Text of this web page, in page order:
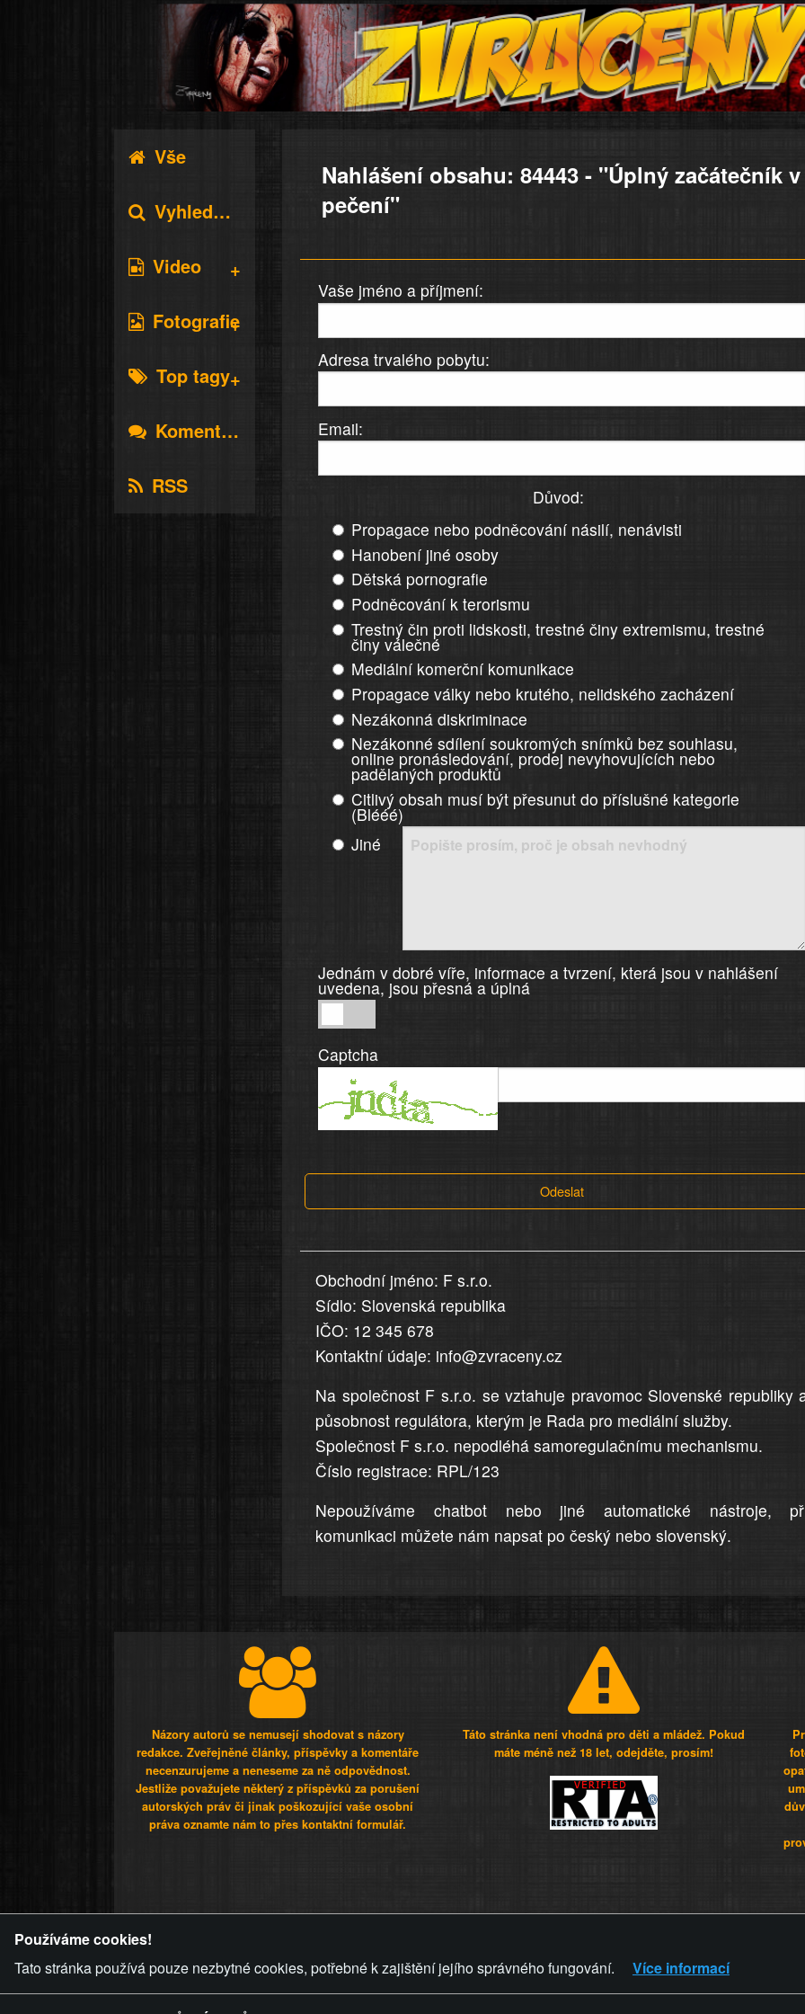
Vše
Vyhledávání
Video
Fotografie
Top tagy
Komentáře
RSS
Nahlášení obsahu: 84443 - "Úplný začátečník v
pečení"
Vaše jméno a příjmení:
Adresa trvalého pobytu:
Email:
Důvod:
Propagace nebo podněcování násilí, nenávisti
Hanobení jiné osoby
Dětská pornografie
Podněcování k terorismu
Trestný čin proti lidskosti, trestné činy extremismu, trestné
činy válečné
Mediální komerční komunikace
Propagace války nebo krutého, nelidského zacházení
Nezákonná diskriminace
Nezákonné sdílení soukromých snímků bez souhlasu,
online pronásledování, prodej nevyhovujících nebo
padělaných produktů
Citlivý obsah musí být přesunut do příslušné kategorie
(Blééé)
Jiné
Jednám v dobré víře, informace a tvrzení, která jsou v nahlášení
uvedena, jsou přesná a úplná
v
dobré
informace
v
uvedena,
jsou
přesná
a
úplná
Captcha
Odeslat
Obchodní jméno: F s.r.o.
Sídlo: Slovenská republika
IČO: 12 345 678
Kontaktní údaje: info@zvraceny.cz
Na společnost F s.r.o. se vztahuje pravomoc Slovenské republiky
působnost regulátora, kterým je Rada pro mediální služby.
Společnost F s.r.o. nepodléhá samoregulačnímu mechanismu.
Číslo registrace: RPL/123
Nepoužíváme chatbot nebo jiné automatické nástroje,
komunikaci můžete nám napsat po český nebo slovenský.
Názory autorů se nemusejí shodovat s názory
redakce. Zveřejněné články, příspěvky a komentáře
necenzurujeme a neneseme za ně odpovědnost.
Jestliže považujete některý z příspěvků za porušení
autorských práv či jinak poškozující vaše osobní
práva oznamte nám to přes kontaktní formulář.
Táto stránka není vhodná pro děti a mládež. Pokud
máte méně než 18 let, odejděte, prosím!
ZVRÁCENÝ.CZ PRAVIDLA A
Používáme cookies!
Tato stránka používá pouze nezbytné cookies, potřebné k zajištění jejího správného fungování.
Více informací